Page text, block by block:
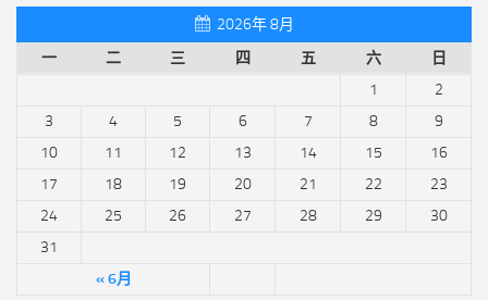
2026年 8月
一
二 三 四 五 六 日
« 6月
1
2
3
4 5 6 7 8
9
10
11 12 13 14 15
16
17
18 19 20 21 22
23
24
25 26 27 28 29
30
31